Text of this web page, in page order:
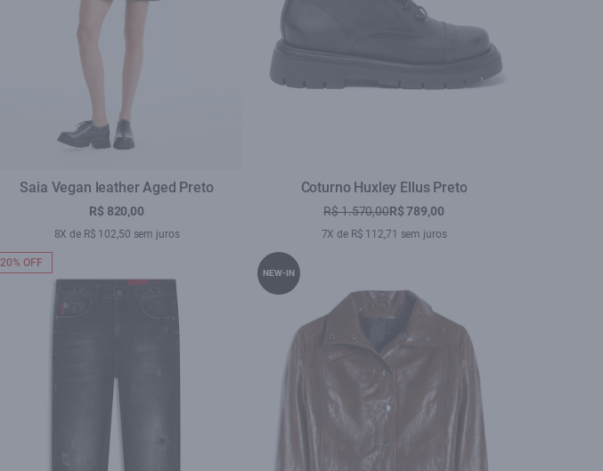
Saia Vegan leather Aged Preto
R$ 820,00
8X de R$ 102,50 sem juros
Coturno Huxley Ellus Preto
R$ 1.570,00R$ 789,00
7X de R$ 112,71 sem juros
20% OFF
NEW-IN